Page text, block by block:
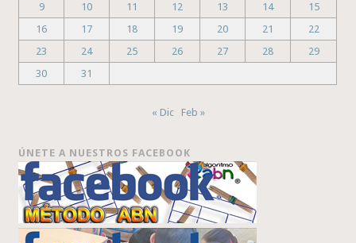
9
10 11 12 13 14
15
16
17 18 19 20 21
22
23
24 25 26 27 28
29
30
31
« Dic Feb »
ÚNETE A NUESTROS FACEBOOK